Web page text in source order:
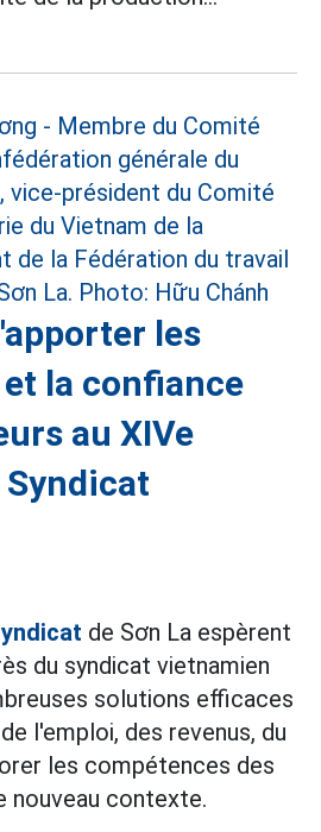
les
la confiance
au XIVe
de Sơn La espèrent
du syndicat vietnamien
solutions efficaces
l'emploi, des revenus, du
les compétences des
nouveau contexte.